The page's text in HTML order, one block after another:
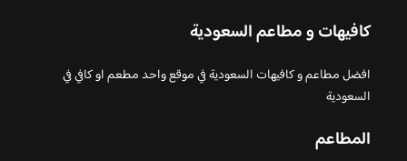
كافيهات و مطاعم السعودية
افضل مطاعم و كافيهات السعودية في موقع واحد مطعم او كافي في
السعودية
المطاعم